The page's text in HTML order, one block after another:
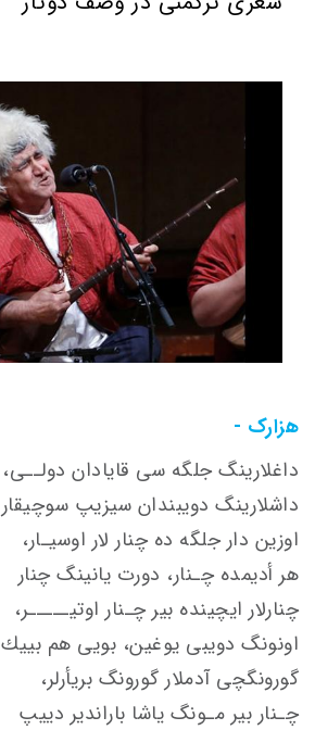
هزارک -
داغلارينگ جلگه سی قايادان دولــی،
داشلارينگ دويبندا‌ن سيزيپ سوچيقار
اوزين دار جلگه ده چنار لار اوسيـار،
هر أديمده چـنار، دورت يانينگ چنار
چنارلار ايچينده بير چـنار اوتيـــــر،
اونونگ دويبی يوغين، بويی هم بييك
گورونگچی آدملار گورونگ بريأرلر،
چـنار بير مـونگ ياشا باراندير دييپ